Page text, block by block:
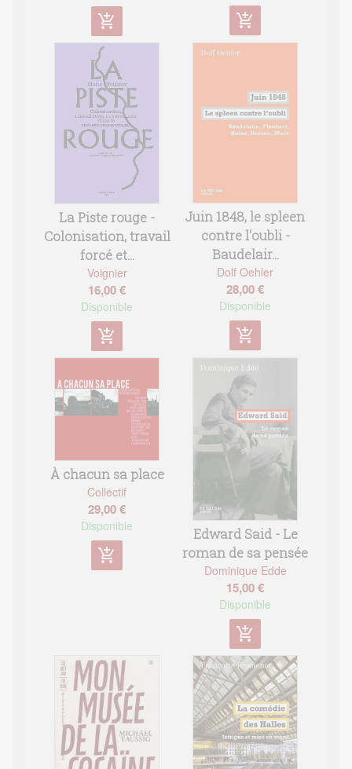
add_shopping_cart add_shopping_cart
La Piste rouge -
Colonisation, travail
forcé et...
Voignier
16,00 €
Disponible
add_shopping_cart
Juin 1848, le spleen
contre l'oubli -
Baudelair...
Dolf Oehler
28,00 €
Disponible
add_shopping_cart
À chacun sa place
Collectif
29,00 €
Disponible
add_shopping_cart
Edward Said - Le
roman de sa pensée
Dominique Edde
15,00 €
Disponible
add_shopping_cart